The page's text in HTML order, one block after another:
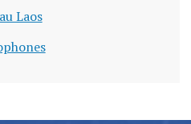
Laos